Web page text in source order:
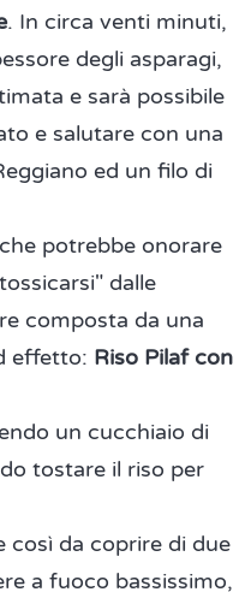
. In circa venti minuti,
degli asparagi,
e sarà possibile
e salutare con una
ed un filo di
potrebbe onorare
dalle
composta da una
effetto: Riso Pilaf con
un cucchiaio di
tostare il riso per
così da coprire di due
a fuoco bassissimo,